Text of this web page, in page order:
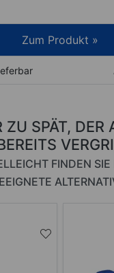
Zum Produkt »
ZU SPÄT, DER
FINDEN SIE